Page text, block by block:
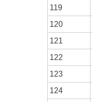
119
120
121
122
123
124